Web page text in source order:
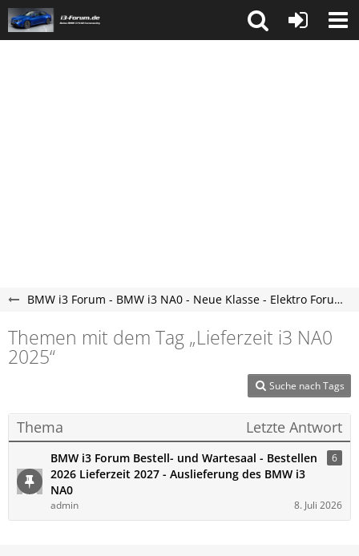
BMW i3 Forum - BMW i3 NA0 - Neue Klasse - Elektro Forum
Themen mit dem Tag „Lieferzeit i3 NA0
2025“
Suche nach Tags
Thema Letzte Antwort
BMW i3 Forum Bestell- und Wartesaal - Bestellen
2026 Lieferzeit 2027 - Auslieferung des BMW i3
NA0
6
admin 8. Juli 2026